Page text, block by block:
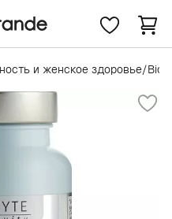
и женское здоровье/